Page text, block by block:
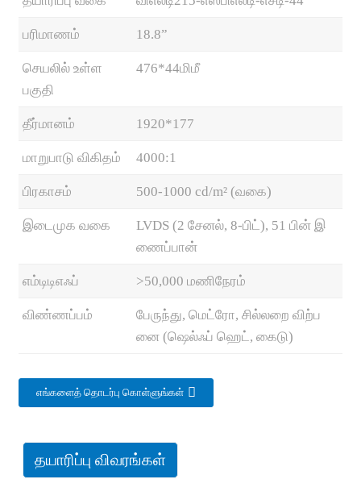
பரிமாணம் 18.8”
செயலில் உள்ள
பகுதி
476*44மிமீ
தீர்மானம் 1920*177
மாறுபாடு விகிதம் 4000:1
பிரகாசம் 500-1000 cd/m² (வகை)
இடைமுக வகை
LVDS (2 சேனல், 8-பிட்), 51 பின் இ
ணைப்பான்
எம்டிடிஎஃப் >50,000 மணிநேரம்
விண்ணப்பம்
பேருந்து, மெட்ரோ, சில்லறை விற்ப
னை (ஷெல்ஃப் ஹெட், கைடு)
எங்களைத் தொடர்பு கொள்ளுங்கள்
தயாரிப்பு விவரங்கள்